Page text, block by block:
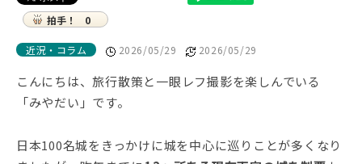
拍手！ 0
近況・コラム 2026/05/29 2026/05/29
こんにちは、旅行散策と一眼レフ撮影を楽しんでいる
「みやだい」です。
日本100名城をきっかけに城を中心に巡りことが多くなり